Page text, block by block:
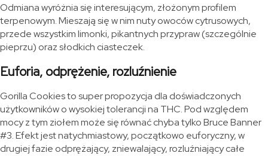
Odmiana wyróżnia się interesującym, złożonym profilem
terpenowym. Mieszają się w nim nuty owoców cytrusowych,
przede wszystkim limonki, pikantnych przypraw (szczególnie
pieprzu) oraz słodkich ciasteczek.
Euforia, odprężenie, rozluźnienie
Gorilla Cookies to super propozycja dla doświadczonych
użytkowników o wysokiej tolerancji na THC. Pod względem
mocy z tym ziołem może się równać chyba tylko Bruce Banner
#3. Efekt jest natychmiastowy, początkowo euforyczny, w
drugiej fazie odprężający, zniewalający, rozluźniający całe